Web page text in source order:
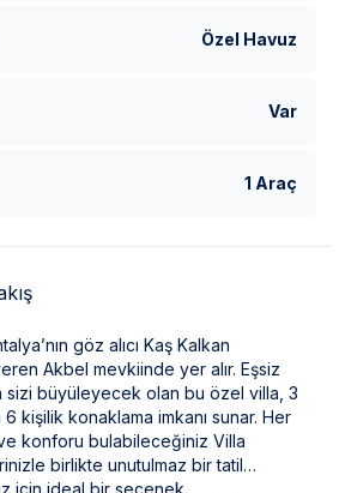
Özel Havuz
Var
1 Araç
göz alıcı Kaş Kalkan
Akbel mevkiinde yer alır. Eşsiz
sizi büyüleyecek olan bu özel villa, 3
kişilik konaklama imkanı sunar. Her
konforu bulabileceğiniz Villa
birlikte unutulmaz bir tatil
için ideal bir seçenek.